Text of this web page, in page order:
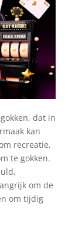
dat in
kan
recreatie,
te gokken.
om de
om tijdig